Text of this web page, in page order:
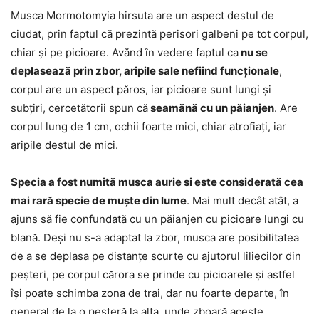
Musca Mormotomyia hirsuta are un aspect destul de
ciudat, prin faptul că prezintă perisori galbeni pe tot corpul,
chiar și pe picioare. Avănd în vedere faptul canu se
deplasează prin zbor, aripile sale nefiind funcționale,
corpul are un aspect păros, iar picioare sunt lungi și
subțiri, cercetătorii spun căseamănă cu un păianjen. Are
corpul lung de 1 cm, ochii foarte mici, chiar atrofiați, iar
aripile destul de mici.
Specia a fost numită musca aurie si este considerată cea
mai rară specie de muște din lume. Mai mult decât atât, a
ajuns să fie confundată cu un păianjen cu picioare lungi cu
blană. Deși nu s-a adaptat la zbor, musca are posibilitatea
de a se deplasa pe distanțe scurte cu ajutorul liliecilor din
peșteri, pe corpul cărora se prinde cu picioarele și astfel
își poate schimba zona de trai, dar nu foarte departe, în
general de la o peșteră la alta, unde zboară aceste